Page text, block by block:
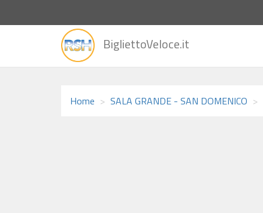
alla
BigliettoVeloce.it
Home SALA GRANDE - SAN DOMENICO